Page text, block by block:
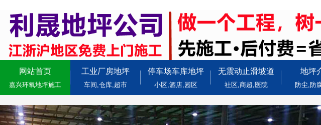
网站首页
嘉兴环氧地坪施工
工业厂房地坪
车间,仓库,超市
停车场车库地坪
小区,酒店,园区
无震动止滑坡道
社区,商超,医院
地坪
防尘,防